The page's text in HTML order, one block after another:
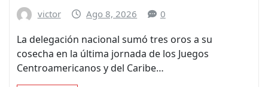
victor Ago 8, 2026 0
La delegación nacional sumó tres oros a su
cosecha en la última jornada de los Juegos
Centroamericanos y del Caribe…